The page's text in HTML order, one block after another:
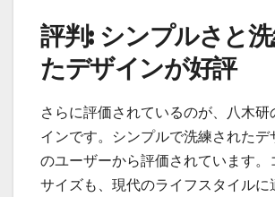
評判: シンプルさと
たデザインが好評
さらに評価されているのが、八木研
インです。シンプルで洗練されたデ
のユーザーから評価されています。
サイズも、現代のライフスタイルに